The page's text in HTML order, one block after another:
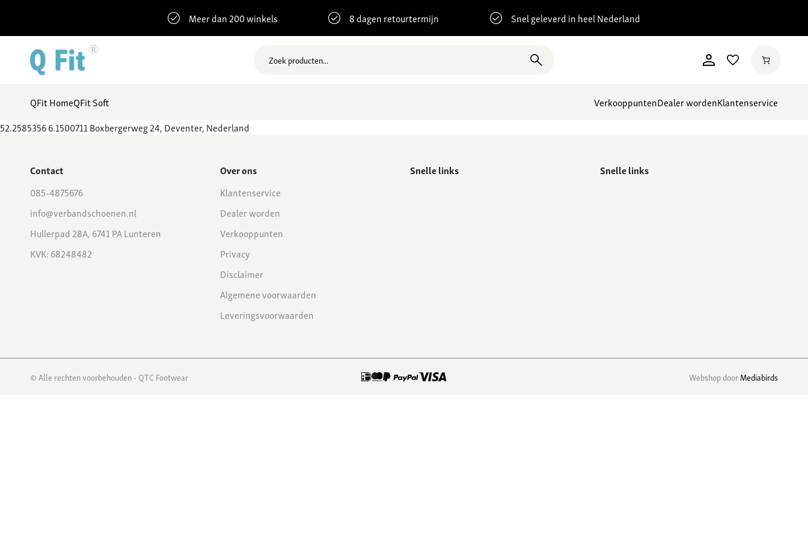
Meer dan 200 winkels 8 dagen retourtermijn Snel geleverd in heel Nederland
QFit HomeQFit Soft VerkooppuntenDealer wordenKlantenservice
52.2585356 6.1500711 Boxbergerweg 24, Deventer, Nederland
Contact
085-4875676
info@verbandschoenen.nl
Hullerpad 28A, 6741 PA Lunteren
KVK: 68248482
Over ons
Klantenservice
Dealer worden
Verkooppunten
Privacy
Disclaimer
Algemene voorwaarden
Leveringsvoorwaarden
Snelle links Snelle links
© Alle rechten voorbehouden - QTC Footwear Webshop doorMediabirds